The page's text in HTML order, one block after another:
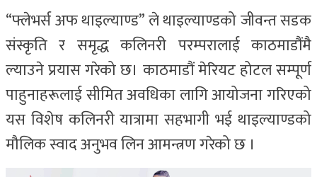
“फ्लेभर्स अफ थाइल्याण्ड” ले थाइल्याण्डको जीवन्त सडक
संस्कृति र समृद्ध कलिनरी परम्परालाई काठमाडौंमै
ल्याउने प्रयास गरेको छ। काठमाडौं मेरियट होटल सम्पूर्ण
पाहुनाहरूलाई सीमित अवधिका लागि आयोजना गरिएको
यस विशेष कलिनरी यात्रामा सहभागी भई थाइल्याण्डको
मौलिक स्वाद अनुभव लिन आमन्त्रण गरेको छ ।